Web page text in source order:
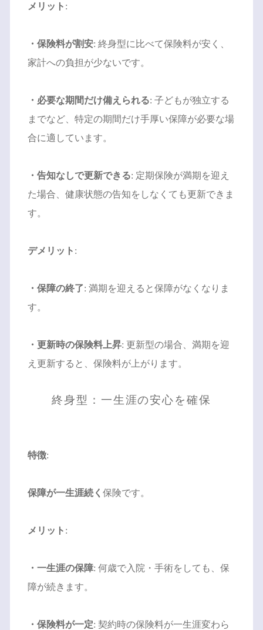
メリット :
・保険料が割安: 終身型に比べて保険料が安く、
家計への負担が少ないです。
・必要な期間だけ備えられる: 子どもが独立する
までなど、特定の期間だけ手厚い保障が必要な場
合に適しています。
・告知なしで更新できる: 定期保険が満期を迎え
た場合、健康状態の告知をしなくても更新できま
す。
デメリット :
・保障の終了: 満期を迎えると保障がなくなりま
す。
・更新時の保険料上昇: 更新型の場合、満期を迎
え更新すると、保険料が上がります。
終身型：一生涯の安心を確保
特徴:
保障が一生涯続く 保険です。
メリット :
・一生涯の保障: 何歳で入院・手術をしても、保
障が続きます。
・保険料が一定: 契約時の保険料が一生涯変わら